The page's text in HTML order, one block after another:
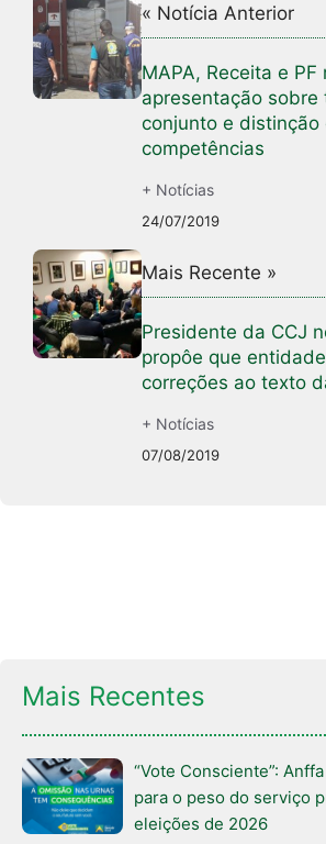
« Notícia Anterior
MAPA, Receita e PF
apresentação sobre
conjunto e distinção
competências
+ Notícias
24/07/2019
Mais Recente »
Presidente da CCJ
propôe que
correções ao texto
+ Notícias
07/08/2019
Mais Recentes
“Vote Consciente”:
para o peso do serviço
eleições de 2026